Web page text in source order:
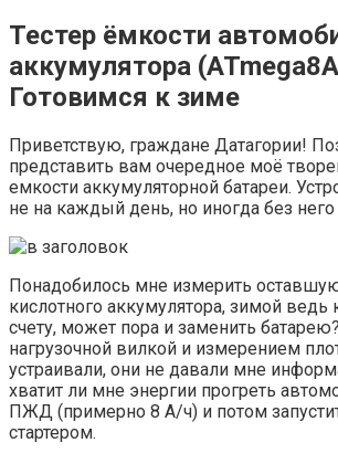
Тестер ёмкости
аккумулятора
Готовимся к зиме
Приветствую, граждане Датагории!
представить вам очередное моё
емкости аккумуляторной батареи.
не на каждый день, но иногда без
Понадобилось мне измерить
кислотного аккумулятора, зимой
счету, может пора и заменить
нагрузочной вилкой и измерением
устраивали, они не давали мне
хватит ли мне энергии прогреть
ПЖД (примерно 8 А/ч) и потом
стартером.